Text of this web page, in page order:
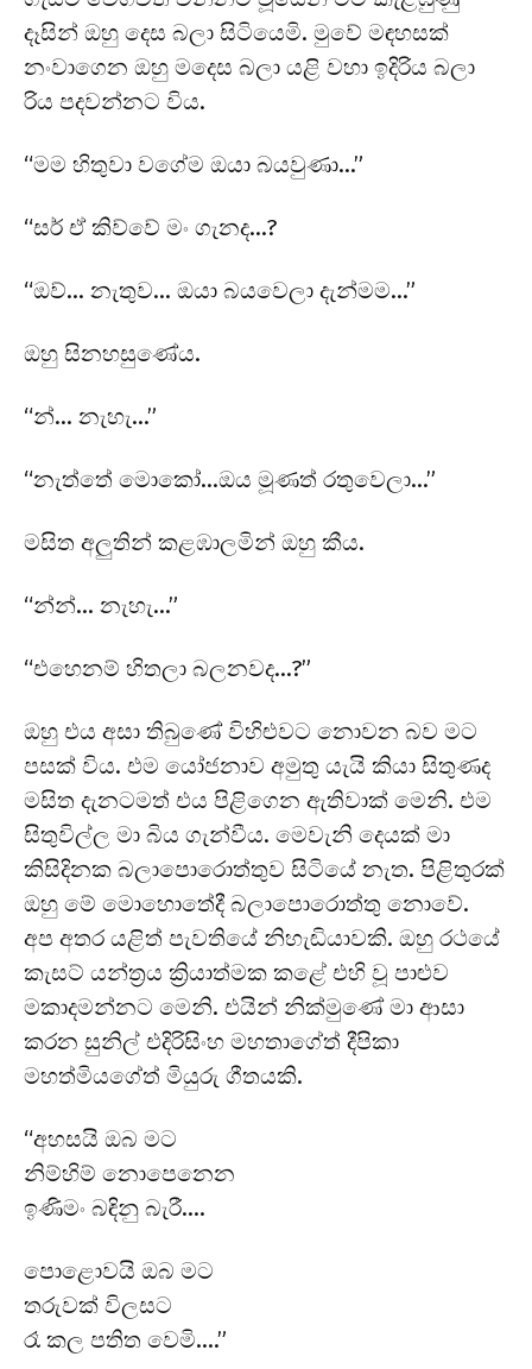
දෑසින් ඔහු දෙස බලා සිටියෙමි. මුවේ මඳහසක්
නංවාගෙන ඔහු මදෙස බලා යළි වහා ඉදිරිය බලා
රිය පදවන්නට විය.
“මම හිතුවා වගේම ඔයා බයවුණා…”
“සර් ඒ කිව්වේ මං ගැනද…?
“ඔව්… නැතුව… ඔයා බයවෙලා දැන්මම…”
ඔහු සිනහසුණේය.
“න්… නැහැ…”
“නැත්තේ මොකෝ…ඔය මූණත් රතුවෙලා…”
මසිත අලුතින් කළඹාලමින් ඔහු කීය.
“න්න්… නැහැ…”
“එහෙනම් හිතලා බලනවද…?”
ඔහු එය අසා තිබුණේ විහිළුවට නොවන බව මට
පසක් විය. එම යෝජනාව අමුතු යැයි කියා සිතුණද
මසිත දැනටමත් එය පිළිගෙන ඇතිවාක් මෙනි. එම
සිතුවිල්ල මා බිය ගැන්වීය. මෙවැනි දෙයක් මා
කිසිදිනක බලාපොරොත්තුව සිටියේ නැත. පිළිතුරක්
ඔහු මේ මොහොතේදී බලාපොරොත්තු නොවේ.
අප අතර යළිත් පැවතියේ නිහැඬියාවකි. ඔහු රථයේ
කැසට් යන්ත්‍රය ක්‍රියාත්මක කළේ එහි වූ පාළුව
මකාදමන්නට මෙනි. එයින් නික්මුණේ මා ආසා
කරන සුනිල් එදිරිසිංහ මහතාගේත් දීපිකා
මහත්මියගේත් මියුරු ගීතයකි.
“අහසයි ඔබ මට
නිම්හිම් නොපෙනෙන
ඉණිමං බඳිනු බැරී….
පොළොවයි ඔබ මට
තරුවක් විලසට
රෑ කල පතිත වෙමි….”